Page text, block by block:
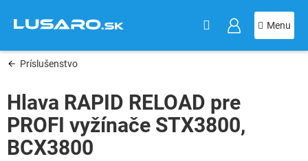
obsah
Príslušenstvo
Hlava RAPID RELOAD pre
PROFI vyžínače STX3800,
BCX3800